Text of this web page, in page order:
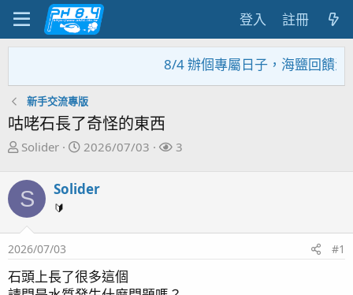
登入 註冊
8/4 辦個專屬日子，海鹽回饋活
新手交流專版
咕咾石長了奇怪的東西
主
發
起
人
Solider
開
日
期
2026/07/03
關
3
S Solider
🔰
2026/07/03 #1
石頭上長了很多這個